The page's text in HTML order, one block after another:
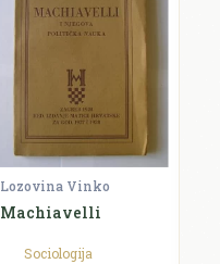
Lozovina Vinko
Machiavelli
Sociologija